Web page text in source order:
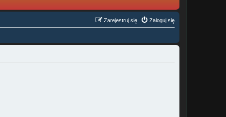
Zaloguj się
Zarejestruj się